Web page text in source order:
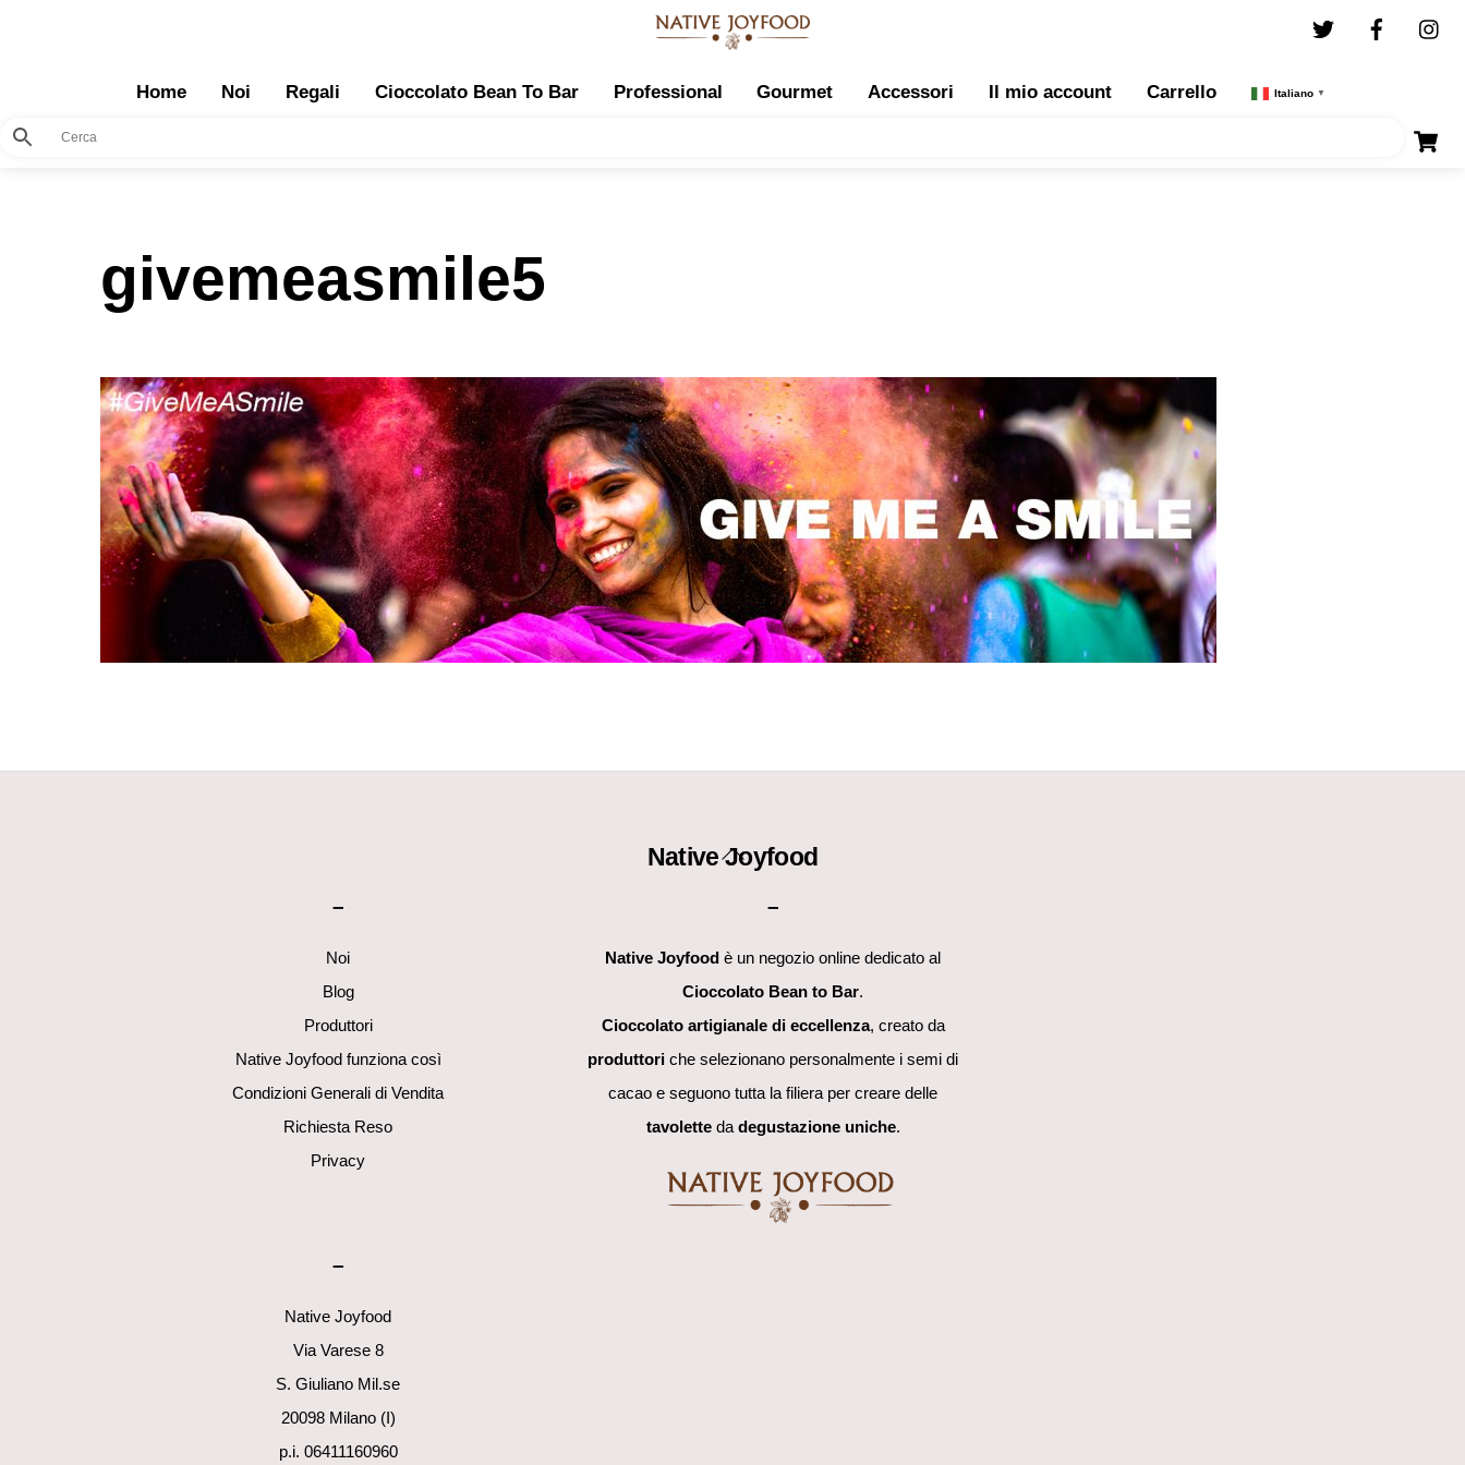
Twitter
Home Noi Regali Cioccolato Bean To Bar Professional Gourmet Accessori Il mio account Carrello Italiano ▼
givemeasmile5
Back
Native Joyfood
–
Noi
Blog
Produttori
Native Joyfood funziona così
Condizioni Generali di Vendita
Richiesta Reso
Privacy
–
Native Joyfood è un negozio online dedicato al
Cioccolato Bean to Bar.
Cioccolato artigianale di eccellenza, creato da
produttori che selezionano personalmente i semi di
cacao e seguono tutta la filiera per creare delle
tavoletteda degustazione uniche.
–
Native Joyfood
Via Varese 8
S. Giuliano Mil.se
20098 Milano (I)
p.i. 06411160960